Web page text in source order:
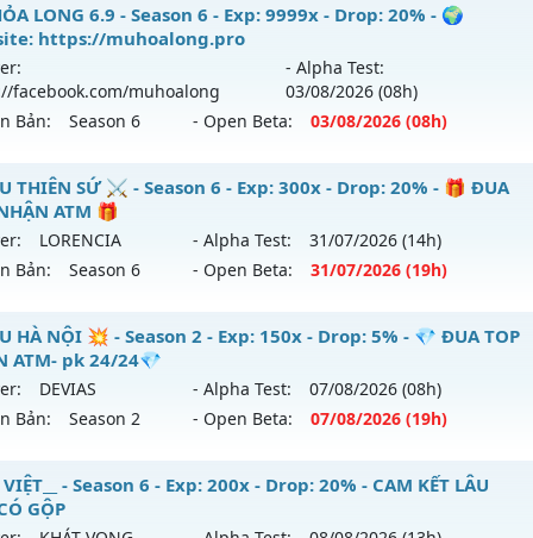
loại: Mu Nguyên bản Webzen
VietGuard
- Hard Server • Không VIP • Không mốc
mới ra tháng 08 2026 - Mở máy chủ
Máy chủ Dream Land
2626
1x - Drop: 3%
loại: Mu Nguyên bản Webzen
Chống Hack/ Dupe 100%
LONG 6.9 - Season 6 - Exp: 9999x - Drop: 20% - 🌍
https://muhoalong.pro
facebook.com/muhoalong
- Alpha Test:
03/08/2026 (08h)
Bản:
Season 6 - Open Beta: 03/08/2026 (08h)
LONG 6.9 - 🌍 Website: https://muhoalong.pro
ra tháng 08 2026 - Mở máy chủ https://facebook.com/
03/08/2626
Non Reset
Mu Nguyên bản Webzen
XShield
THIÊN SỨ ⚔️ - Season 6 - Exp: 300x - Drop: 20% - 🎁 ĐUA
ATM 🎁
LORENCIA - Alpha Test: 31/07/2026 (14h)
Bản:
Season 6 - Open Beta: 31/07/2026 (19h)
THIÊN SỨ ⚔️ - 🎁 ĐUA TOP NHẬN ATM 🎁
mới ra tháng 07 2026 - Mở máy chủLORENCIA vào 19h
300x - Drop: 20%
loại: Mu Nguyên bản Webzen
HÀ NỘI 💥 - Season 2 - Exp: 150x - Drop: 5% - 💎 ĐUA TOP
ATM- pk 24/24💎
DEVIAS - Alpha Test: 07/08/2026 (08h)
Bản:
Season 2 - Open Beta: 07/08/2026 (19h)
MU HÀ NỘI 💥 - 💎 ĐUA TOP NHẬN ATM- pk 24/24💎
mới ra tháng 08 2026 - Mở máy chủDEVIASvào 19h ngày
VIỆT__ - Season 6 - Exp: 200x - Drop: 20% - CAM KẾT LÂU
GỘP